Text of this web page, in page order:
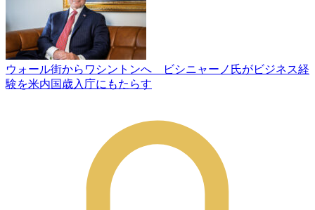
ウォール街からワシントンへ ビシニャーノ氏がビジネス経
験を米内国歳入庁にもたらす